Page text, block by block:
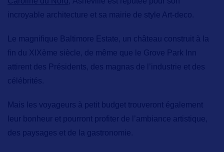
incroyable architecture et sa mairie de style Art-deco.
Le magnifique Baltimore Estate, un château construit à la
fin du XIXème siècle, de même que le Grove Park Inn
attirent des Présidents, des magnas de l’industrie et des
célébrités.
Mais les voyageurs à petit budget trouveront également
leur bonheur et pourront profiter de l’ambiance artistique,
des paysages et de la gastronomie.